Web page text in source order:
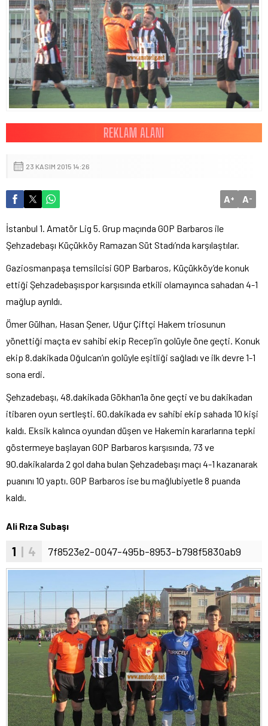
23 KASIM 2015 14:26
A+ A-
İstanbul 1. Amatör Lig 5. Grup maçında GOP Barbaros ile
Şehzadebaşı Küçükköy Ramazan Süt Stadı’nda karşılaştılar.
Gaziosmanpaşa temsilcisi GOP Barbaros, Küçükköy’de konuk
ettiği Şehzadebaşıspor karşısında etkili olamayınca sahadan 4-1
mağlup ayrıldı.
Ömer Gülhan, Hasan Şener, Uğur Çiftçi Hakem triosunun
yönettiği maçta ev sahibi ekip Recep’in golüyle öne geçti. Konuk
ekip 8.dakikada Oğulcan’ın golüyle eşitliği sağladı ve ilk devre 1-1
sona erdi.
Şehzadebaşı, 48.dakikada Gökhan’la öne geçti ve bu dakikadan
itibaren oyun sertleşti. 60.dakikada ev sahibi ekip sahada 10 kişi
kaldı. Eksik kalınca oyundan düşen ve Hakemin kararlarına tepki
göstermeye başlayan GOP Barbaros karşısında, 73 ve
90.dakikalarda 2 gol daha bulan Şehzadebaşı maçı 4-1 kazanarak
puanını 10 yaptı. GOP Barbaros ise bu mağlubiyetle 8 puanda
kaldı.
Ali Rıza Subaşı
1 | 4 7f8523e2-0047-495b-8953-b798f5830ab9